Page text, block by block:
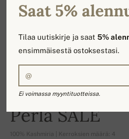
-16%
Perla SALE
100% Kashmiria | Kerroksien määrä: 4
Saat 5%
Tilaa uutiskirje ja saat5%
ensimmäisestä ostoksestasi.
Ei voimassa myyntituotteissa.